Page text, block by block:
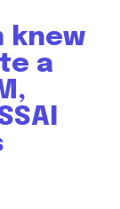
of the
on our website
we respect
information is
knew
a